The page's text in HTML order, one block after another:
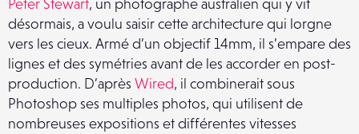
Peter Stewart, un photographe australien qui y vit
désormais, a voulu saisir cette architecture qui lorgne
vers les cieux. Armé d’un objectif 14mm, il s’empare des
lignes et des symétries avant de les accorder en post-
production. D’après Wired, il combinerait sous
Photoshop ses multiples photos, qui utilisent de
nombreuses expositions et différentes vitesses